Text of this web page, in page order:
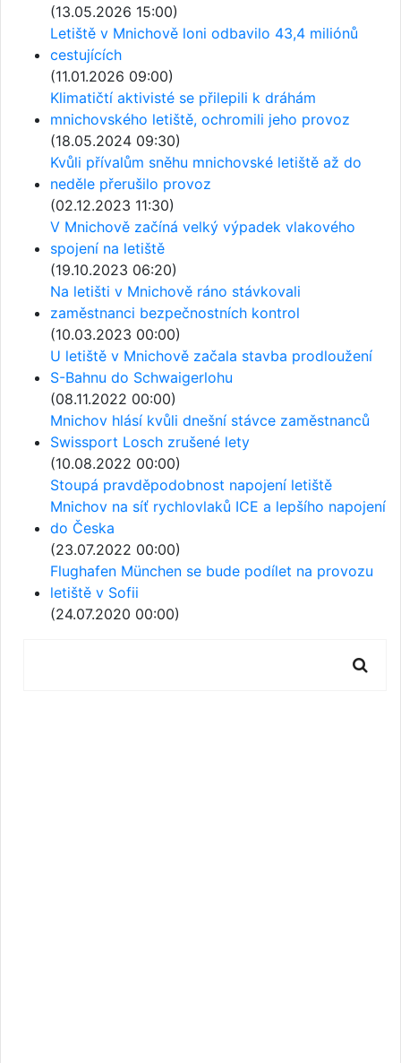
(13.05.2026 15:00)
Letiště v Mnichově loni odbavilo 43,4 miliónů
cestujících
(11.01.2026 09:00)
Klimatičtí aktivisté se přilepili k dráhám
mnichovského letiště, ochromili jeho provoz
(18.05.2024 09:30)
Kvůli přívalům sněhu mnichovské letiště až do
neděle přerušilo provoz
(02.12.2023 11:30)
V Mnichově začíná velký výpadek vlakového
spojení na letiště
(19.10.2023 06:20)
Na letišti v Mnichově ráno stávkovali
zaměstnanci bezpečnostních kontrol
(10.03.2023 00:00)
U letiště v Mnichově začala stavba prodloužení
S-Bahnu do Schwaigerlohu
(08.11.2022 00:00)
Mnichov hlásí kvůli dnešní stávce zaměstnanců
Swissport Losch zrušené lety
(10.08.2022 00:00)
Stoupá pravděpodobnost napojení letiště
Mnichov na síť rychlovlaků ICE a lepšího napojení
do Česka
(23.07.2022 00:00)
Flughafen München se bude podílet na provozu
letiště v Sofii
(24.07.2020 00:00)